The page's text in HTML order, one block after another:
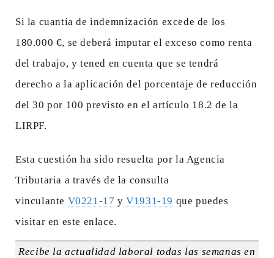
Si la cuantía de indemnización excede de los
180.000 €, se deberá imputar el exceso como renta
del trabajo, y tened en cuenta que se tendrá
derecho a la aplicación del porcentaje de reducción
del 30 por 100 previsto en el artículo 18.2 de la
LIRPF.
Esta cuestión ha sido resuelta por la Agencia
Tributaria a través de la consulta
vinculante V0221-17 y V1931-19 que puedes
visitar en este enlace.
Recibe la actualidad laboral todas las semanas en